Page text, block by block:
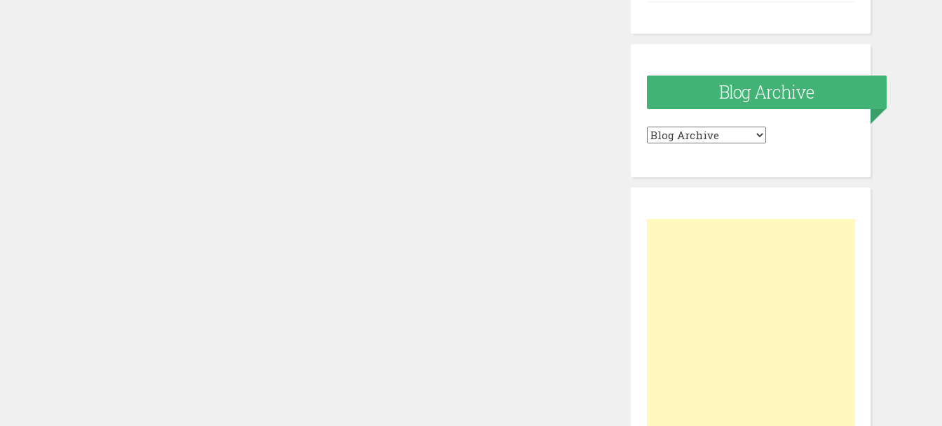
Blog Archive